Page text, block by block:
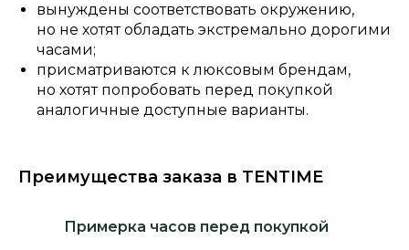
вынуждены соответствовать окружению,
но не хотят обладать экстремально дорогими
часами;
присматриваются к люксовым брендам,
но хотят попробовать перед покупкой
аналогичные доступные варианты.
Преимущества заказа в TENTIME
Примерка часов перед покупкой